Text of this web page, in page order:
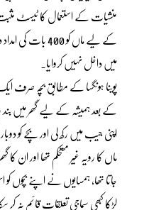
منشیات کے استعمال کا ٹیسٹ
کے لیے ماں کو
میں داخل نہیں کروایا۔
پوینا ہونگسا کے مطابق بچہ
کے بعد ہمیشہ کے لیے گھر میں بند
اپنی جیب میں رکھ لی اور بچے کو
ماں کا رویہ غیر مستحکم تھا اور
جاتا تھا، ہمسایوں نے اپنے بچوں
لڑکا کبھی سماجی تعلقات قائم نہ کر